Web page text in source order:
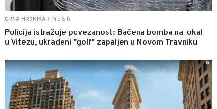
CRNA HRONIKA Pre 5 h
Policija istražuje povezanost: Bačena bomba na lokal
u Vitezu, ukradeni "golf" zapaljen u Novom Travniku
0